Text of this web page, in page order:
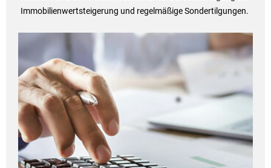
Immobilienwertsteigerung und regelmäßige Sondertilgungen.